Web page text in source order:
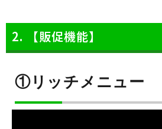
2. 【販促機能】
①リッチメニュー